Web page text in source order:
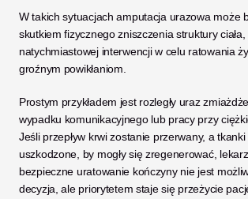
W takich sytuacjach amputacja urazowa może
skutkiem fizycznego zniszczenia struktury
natychmiastowej interwencji w celu ratowania
groźnym powikłaniom.
Prostym przykładem jest rozległy uraz
wypadku komunikacyjnego lub pracy przy
Jeśli przepływ krwi zostanie przerwany, a
uszkodzone, by mogły się zregenerować,
bezpieczne uratowanie kończyny nie jest
decyzja, ale priorytetem staje się przeżycie